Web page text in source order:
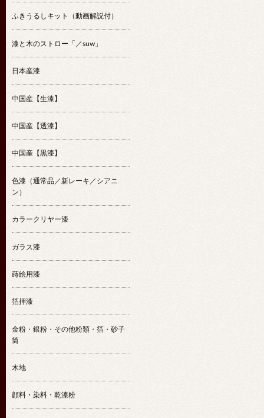
ふきうるしキット（動画解説付）
漆と木のストロー「／suw」
日本産漆
中国産【生漆】
中国産【透漆】
中国産【黒漆】
色漆（通常品／新レーキ／シアニ
ン）
カラークリヤー漆
ガラス漆
蒔絵用漆
箔押漆
金粉・銀粉・その他粉類・箔・砂子
筒
木地
顔料・染料・乾漆粉